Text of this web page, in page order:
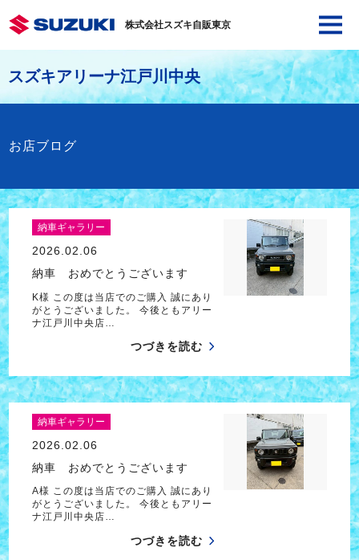
株式会社スズキ自販東京
スズキアリーナ江戸川中央
お店ブログ
納車ギャラリー
2026.02.06
納車 おめでとうございます
K様 この度は当店でのご購入 誠にあり
がとうございました。 今後ともアリー
ナ江戸川中央店…
つづきを読む
納車ギャラリー
2026.02.06
納車 おめでとうございます
A様 この度は当店でのご購入 誠にあり
がとうございました。 今後ともアリー
ナ江戸川中央店…
つづきを読む